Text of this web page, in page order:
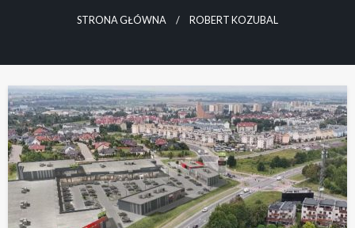
STRONA GŁÓWNA ROBERT KOZUBAL